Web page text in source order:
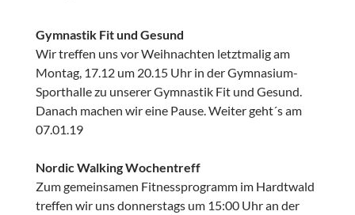
Gymnastik Fit und Gesund
Wir treffen uns vor Weihnachten letztmalig am
Montag, 17.12 um 20.15 Uhr in der Gymnasium-
Sporthalle zu unserer Gymnastik Fit und Gesund.
Danach machen wir eine Pause. Weiter geht´s am
07.01.19
Nordic Walking Wochentreff
Zum gemeinsamen Fitnessprogramm im Hardtwald
treffen wir uns donnerstags um 15:00 Uhr an der